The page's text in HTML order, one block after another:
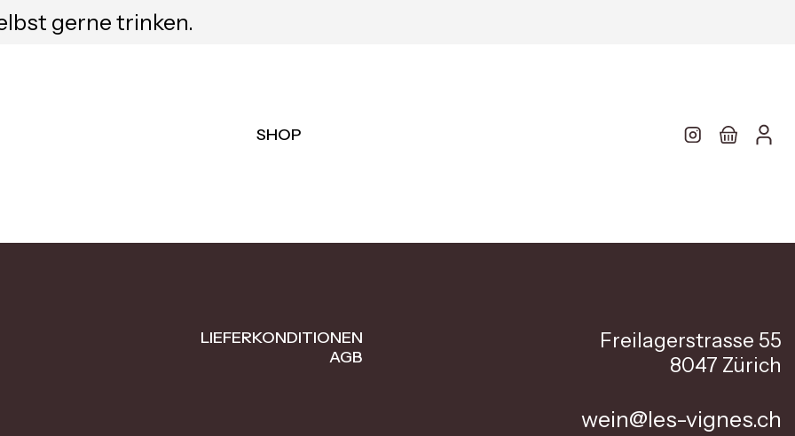
gerne trinken.
SHOP
LIEFERKONDITIONEN
AGB
Freilagerstrasse 55
8047 Zürich
wein@les-vignes.ch